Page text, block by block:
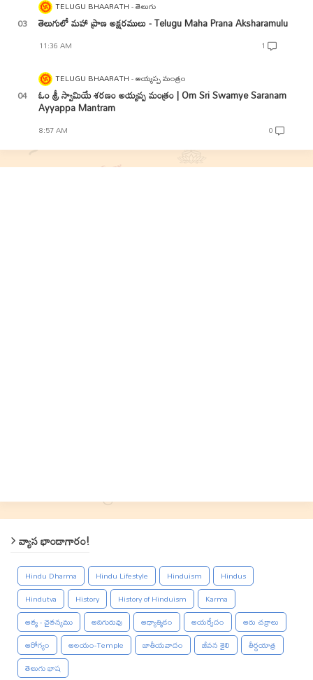
TELUGU BHAARATH తెలుగు
తెలుగులో మహా ప్రాణ అక్షరములు - Telugu Maha Prana Aksharamulu
11:36 AM 1
TELUGU BHAARATH అయ్యప్ప మంత్రం
ఓం శ్రీ స్వామియే శరణం అయ్యప్ప మంత్రం | Om Sri Swamye Saranam
Ayyappa Mantram
8:57 AM 0
వ్యాస భాండాగారం!
Hindu Dharma Hindu Lifestyle Hinduism
Hindus
Hindutva
History History of Hinduism
Karma
ఆత్మ - చైతన్యము
ఆదిగురువు ఆధ్యాత్మికం ఆయర్వేదం
ఆరు చక్రాలు
ఆరోగ్యం
ఆలయం-Temple జాతీయవాదం జీవన శైలి
తీర్థయాత్ర
తెలుగు భాష